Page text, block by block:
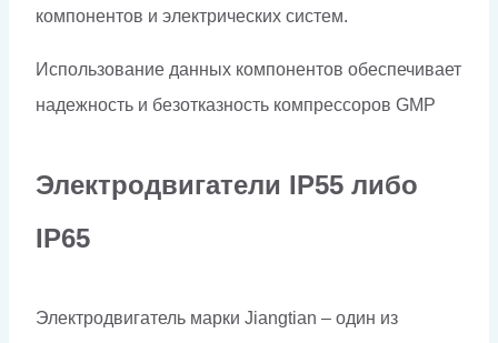
компонентов и электрических систем.
Использование данных компонентов обеспечивает
надежность и безотказность компрессоров GMP
Электродвигатели IP55 либо
IP65
Электродвигатель марки Jiangtian – один из